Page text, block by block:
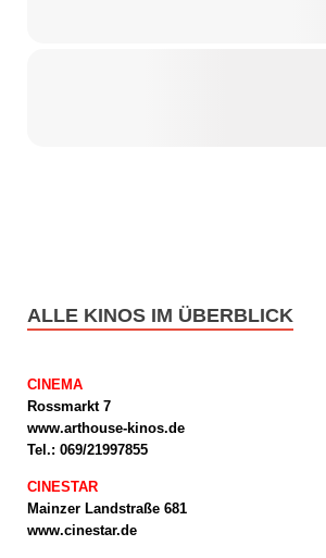
ALLE KINOS IM ÜBERBLICK
CINEMA
Rossmarkt 7
www.arthouse-kinos.de
Tel.: 069/21997855
CINESTAR
Mainzer Landstraße 681
www.cinestar.de